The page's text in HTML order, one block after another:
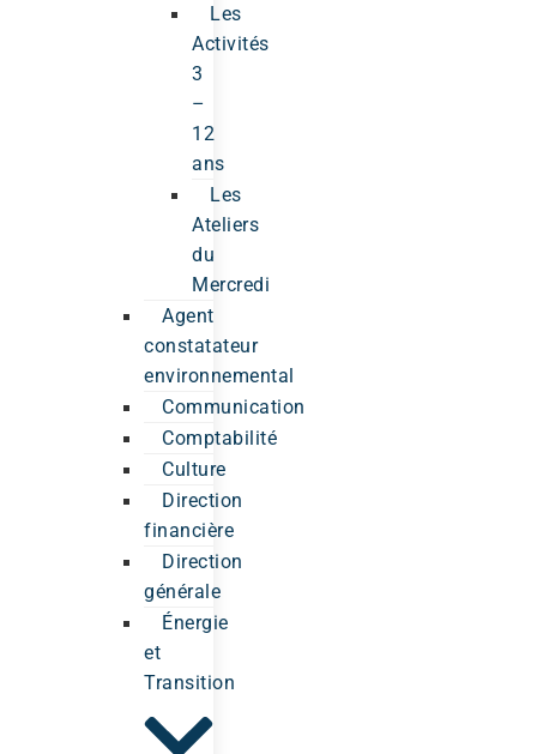
Les
Activités
3
–
12
ans
Les
Ateliers
du
Mercredi
Agent
constatateur
environnemental
Communication
Comptabilité
Culture
Direction
financière
Direction
générale
Énergie
et
Transition